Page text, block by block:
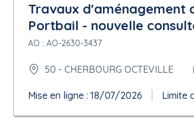
Adresse des documents de marché : https://
Canal de communication ad hoc :
Nom : AW Solutions
5.1.12 Conditions du marché public
Conditions de présentation :
Présentation par voie électronique : Requise
Adresse de présentation :https://
Langues dans lesquelles les offres ou
Travaux d'aménagement
Portbail - nouvelle
AO : AO-2630-3437
50 - CHERBOURG OCTEVILLE
Mise en ligne : 18/07/2026 Limite